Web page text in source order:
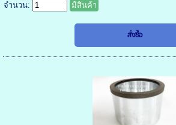
จำนวน: มีสินค้า